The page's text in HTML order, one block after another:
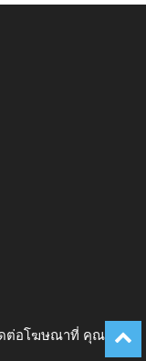
ต่อโฆษณาที่ คุณเก่ง